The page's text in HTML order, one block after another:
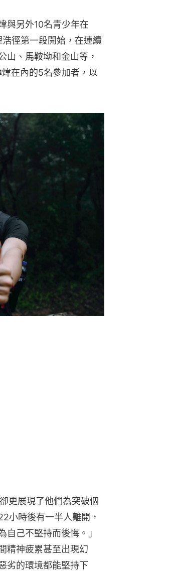
與另外10名青少年在
徑第一段開始，在連續
山、馬鞍坳和金山等，
在內的5名參加者，以
更展現了他們為突破個
小時後有一半人離開，
己不堅持而後悔。」
精神疲累甚至出現幻
劣的環境都能堅持下